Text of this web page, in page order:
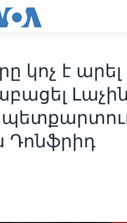
կոչ է արել
Դոնֆրիդ